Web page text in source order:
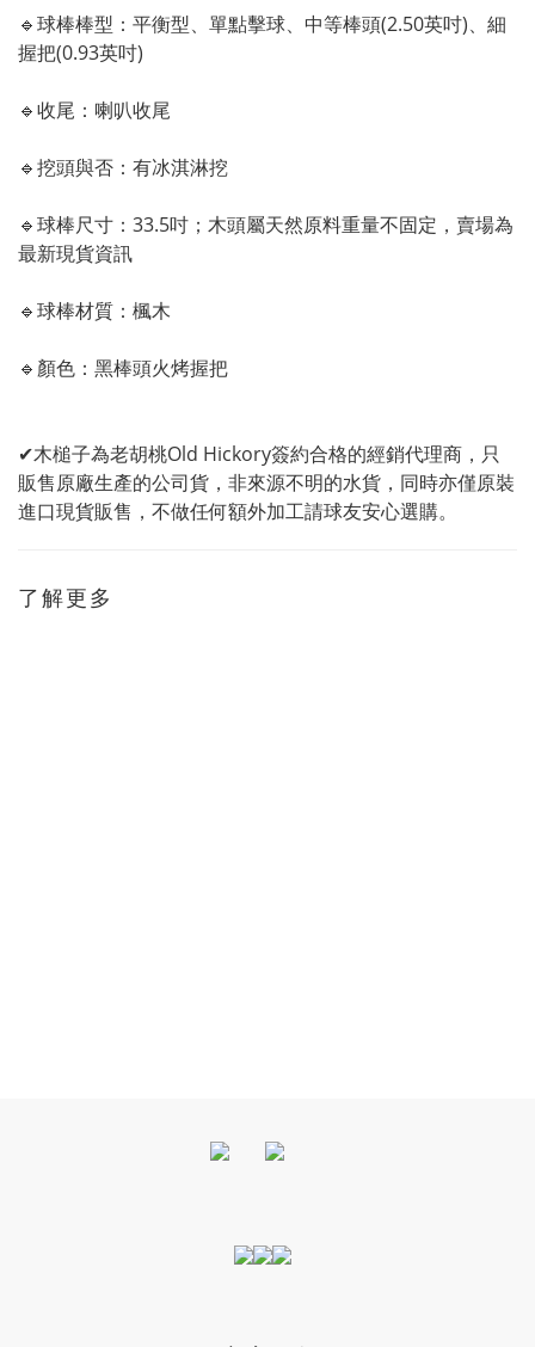
🔹球棒棒型：平衡型、單點擊球、中等棒頭(2.50英吋)、 細
握把(0.93英吋)
🔹收尾：喇叭收尾
🔹挖頭與否：有冰淇淋挖
🔹球棒尺寸：33.5吋 ；木頭屬天然原料重量不固定，賣場為
最新現貨資訊
🔹球棒材質：楓木
🔹顏色 ：黑棒頭火烤握把
✔木槌子為老胡桃Old Hickory簽約合格的經銷代理商，只
販售原廠生產的公司貨，非來源不明的水貨，同時亦僅原裝
進口現貨販售，不做任何額外加工請球友安心選購。
了解更多